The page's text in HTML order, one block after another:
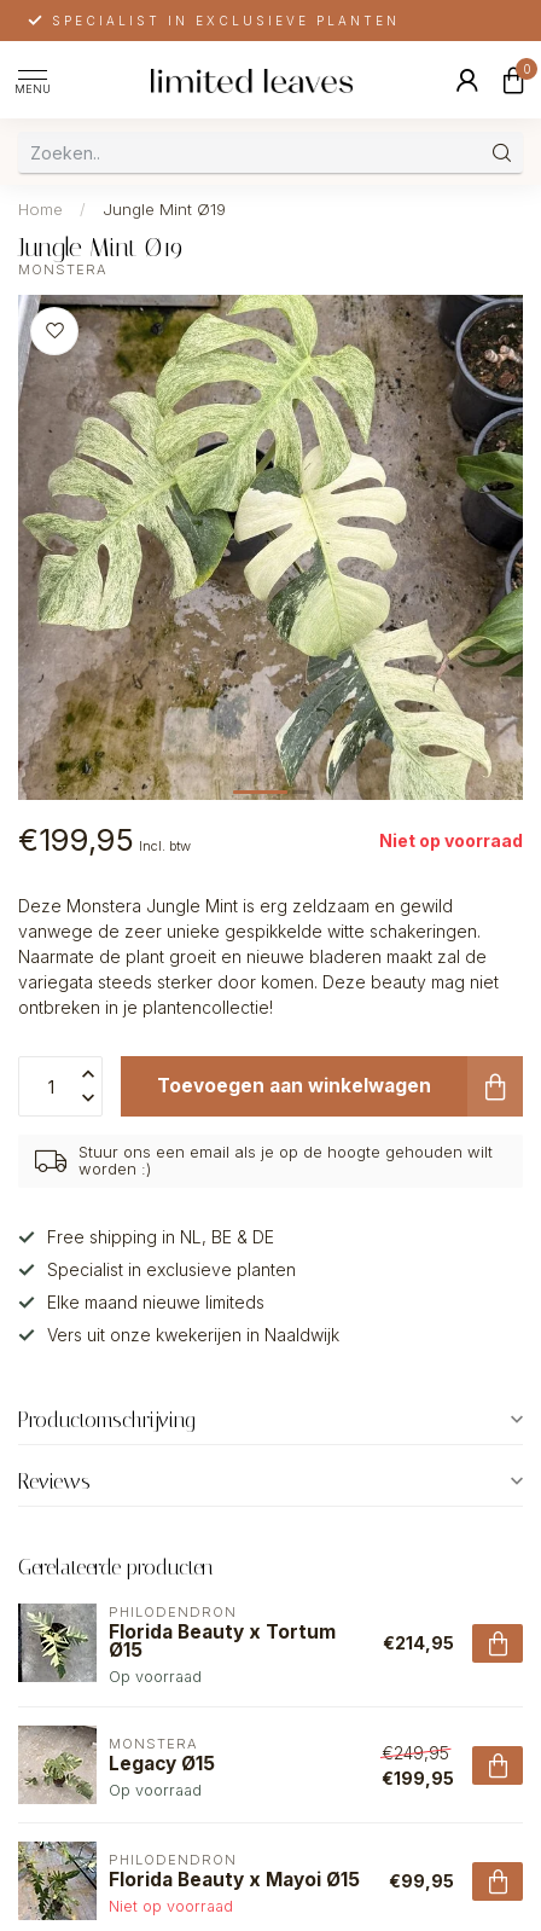
SPECIALIST IN EXCLUSIEVE PLANTEN
MENU
0
Home / Jungle Mint Ø19
Jungle Mint Ø19
MONSTERA
€199,95 Incl. btw Niet op voorraad
Deze Monstera Jungle Mint is erg zeldzaam en gewild
vanwege de zeer unieke gespikkelde witte schakeringen.
Naarmate de plant groeit en nieuwe bladeren maakt zal de
variegata steeds sterker door komen. Deze beauty mag niet
ontbreken in je plantencollectie!
Toevoegen aan winkelwagen
Stuur ons een email als je op de hoogte gehouden wilt
worden :)
Free shipping in NL, BE & DE
Specialist in exclusieve planten
Elke maand nieuwe limiteds
Vers uit onze kwekerijen in Naaldwijk
Productomschrijving
Reviews
Gerelateerde producten
PHILODENDRON
Florida Beauty x Tortum
Ø15
Op voorraad
€214,95
MONSTERA
Legacy Ø15
Op voorraad
€249,95
€199,95
PHILODENDRON
Florida Beauty x Mayoi Ø15
Niet op voorraad
€99,95